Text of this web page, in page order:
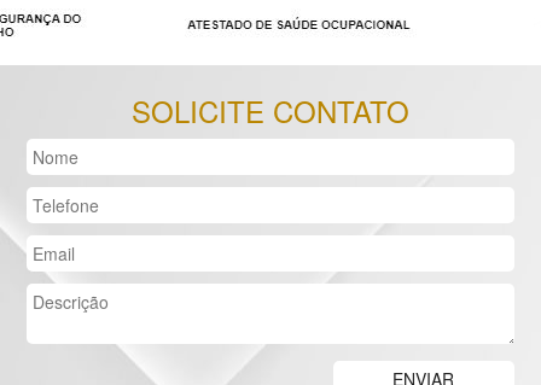
SOLICITE CONTATO